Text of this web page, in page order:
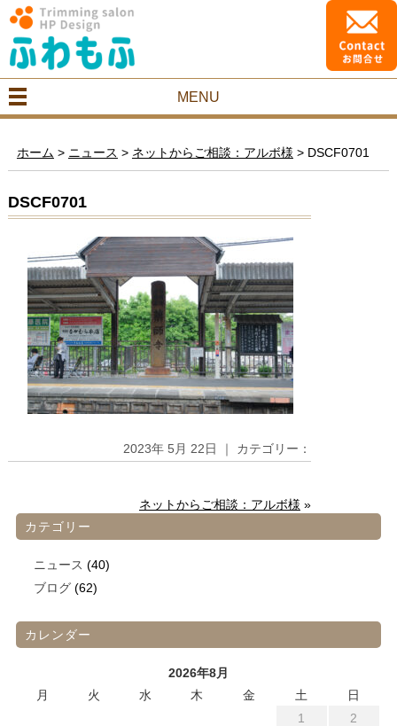
MENU
ホーム > ニュース > ネットからご相談：アルボ様 > DSCF0701
DSCF0701
2023年 5月 22日 ｜ カテゴリー：
ネットからご相談：アルボ様 »
カテゴリー
ニュース (40)
ブログ(62)
カレンダー
2026年8月
月
火 水 木 金 土
日
1
2